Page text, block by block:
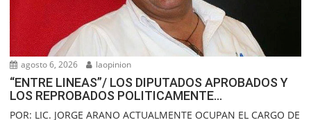
agosto 6, 2026 laopinion
“ENTRE LINEAS”/ LOS DIPUTADOS APROBADOS Y
LOS REPROBADOS POLITICAMENTE…
POR: LIC. JORGE ARANO ACTUALMENTE OCUPAN EL CARGO DE